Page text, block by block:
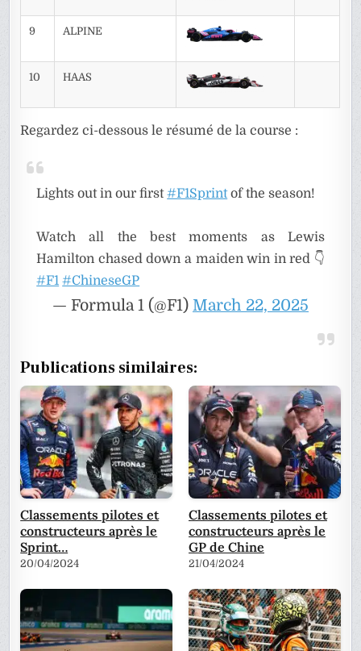
9 ALPINE
10 HAAS
Regardez ci-dessous le résumé de la course :
Lights out in our first#F1Sprintof the season!
Watch all the best moments as Lewis
Hamilton chased down a maiden win in red 👇
#F1 #ChineseGP
— Formula 1 (@F1) March 22, 2025
Publications similaires:
Classements pilotes et
constructeurs après le
Sprint…
20/04/2024
Classements pilotes et
constructeurs après le
GP de Chine
21/04/2024